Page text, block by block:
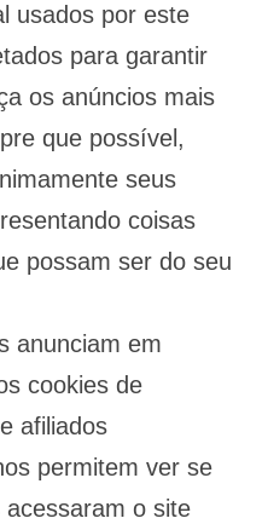
usados ​​por este
para garantir
os anúncios mais
que possível,
seus
coisas
possam ser do seu
anunciam em
cookies de
afiliados
permitem ver se
acessaram o site